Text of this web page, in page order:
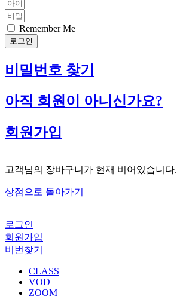
Remember Me
로그인
비밀번호 찾기
아직 회원이 아니신가요?
회원가입
고객님의 장바구니가 현재 비어있습니다.
상점으로 돌아가기
로그인
회원가입
비번찾기
CLASS
VOD
ZOOM